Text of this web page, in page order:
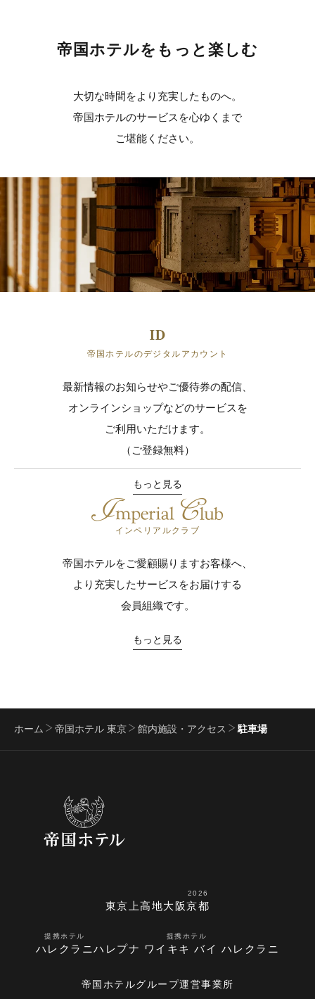
帝国ホテルをもっと楽しむ
大切な時間をより充実したものへ。
帝国ホテルのサービスを心ゆくまで
ご堪能ください。
帝国ホテルのデジタルアカウント
最新情報のお知らせやご優待券の配信、
オンラインショップなどのサービスを
ご利用いただけます。
（ご登録無料）
もっと見る
インペリアルクラブ
帝国ホテルをご愛顧賜りますお客様へ、
より充実したサービスをお届けする
会員組織です。
もっと見る
ホーム 帝国ホテル 東京 館内施設・アクセス 駐車場
東京 上高地大阪
2026
京都
提携ホテル
ハレクラニ
提携ホテル
ハレプナ ワイキキ バイ ハレクラニ
帝国ホテルグループ運営事業所